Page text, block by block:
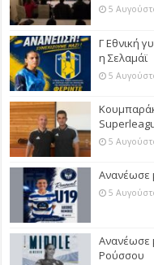
5
Γ Εθνική
η Σελαμάϊ
5
5
Ανανέωσε
5
Ανανέωσε
Ρούσσου